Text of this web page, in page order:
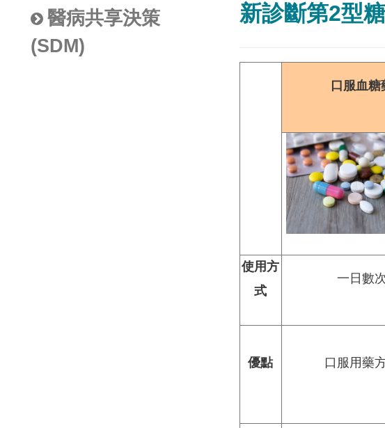
醫病共享決策
(SDM)
新診斷第2型
口服血糖
使用方
式
一日數次
優點 口服用藥